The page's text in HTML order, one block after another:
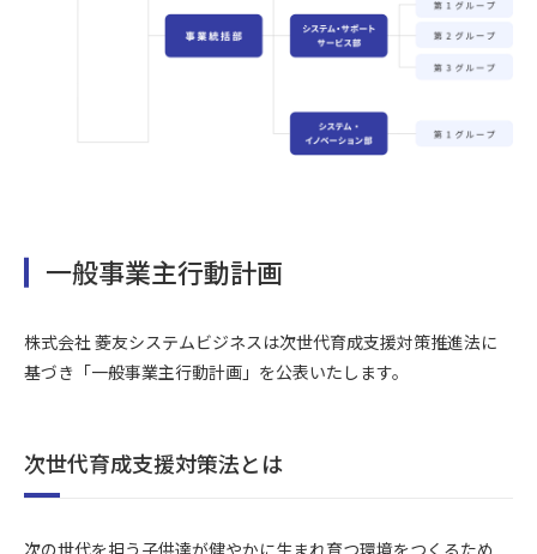
一般事業主行動計画
株式会社 菱友システムビジネスは次世代育成支援対策推進法に
基づき「一般事業主行動計画」を公表いたします。
次世代育成支援対策法とは
次の世代を担う子供達が健やかに生まれ育つ環境をつくるため